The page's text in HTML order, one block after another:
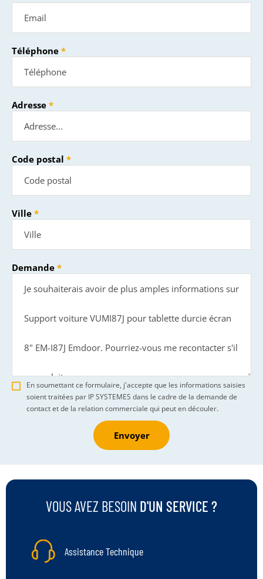
Téléphone
Adresse
Code postal
Ville
Demande
En soumettant ce formulaire, j'accepte que les informations saisies
soient traitées par IP SYSTEMES dans le cadre de la demande de
contact et de la relation commerciale qui peut en découler.
Envoyer
VOUS AVEZ BESOIN D'UN SERVICE ?
Assistance Technique